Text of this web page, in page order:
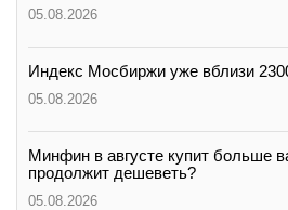
05.08.2026
Индекс Мосбиржи уже вблизи
05.08.2026
Минфин в августе купит больше
продолжит дешеветь?
05.08.2026